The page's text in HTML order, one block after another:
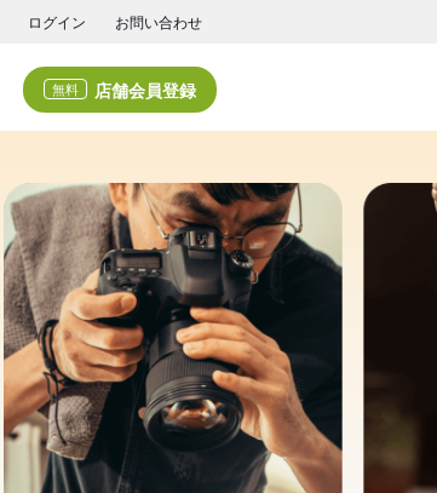
ログイン お問い合わせ
無料 店舗会員登録